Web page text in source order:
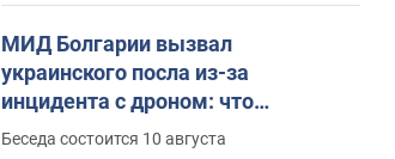
МИД Болгарии вызвал
украинского посла из-за
инцидента с дроном: что
произошло
Беседа состоится 10 августа